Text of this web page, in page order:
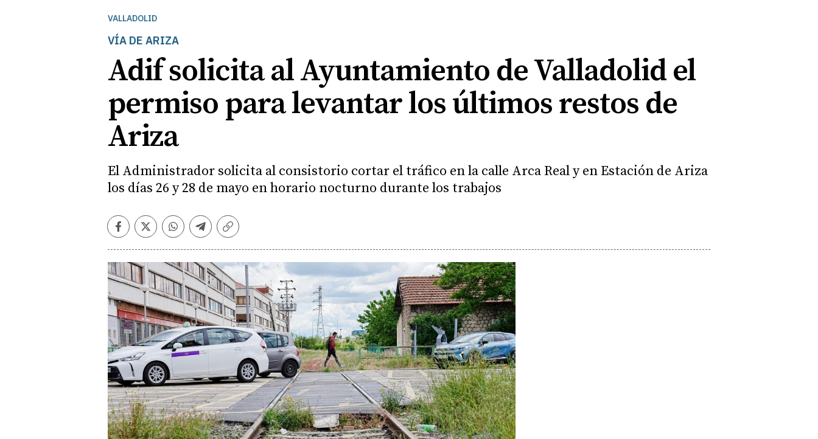
VALLADOLID
VÍA DE ARIZA
Adif solicita al Ayuntamiento de Valladolid el
permiso para levantar los últimos restos de
Ariza
El Administrador solicita al consistorio cortar el tráfico en la calle Arca Real y en Estación de Ariza
los días 26 y 28 de mayo en horario nocturno durante los trabajos
Facebook
TwitterWhatsapp
Telegram
Copiar